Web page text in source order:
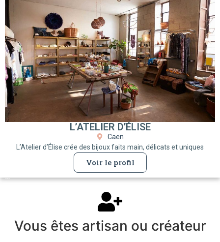
L’ATELIER D’ÉLISE
Caen
L’Atelier d’Élise crée des bijoux faits main, délicats et uniques
Voir le profil
Vous êtes artisan ou créateur